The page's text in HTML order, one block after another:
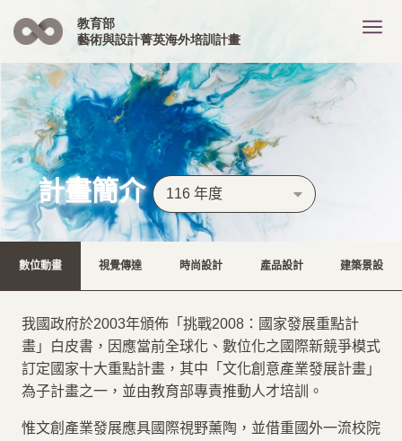
首頁
首頁 最新消息
線上報名
培訓計畫
培訓計畫 計畫簡介
研習營專區
研習營專區 各階段名單
研習營課程及師資
下載專區
下載專區 檔案下載
菁培成果
課程分享
線上藝廊
教育部
藝術與設計菁英海外培訓計畫
計畫簡介 116 年度
數位動畫 視覺傳達 時尚設計 產品設計 建築景設
關於藝術與設計菁英海外培訓計
計畫簡介
我國政府於2003年頒佈「挑戰2008：國家發展重點計
畫」白皮書，因應當前全球化、數位化之國際新競爭模式
訂定國家十大重點計畫，其中「文化創意產業發展計畫」
為子計畫之一，並由教育部專責推動人才培訓。
惟文創產業發展應具國際視野薰陶，並借重國外一流校院